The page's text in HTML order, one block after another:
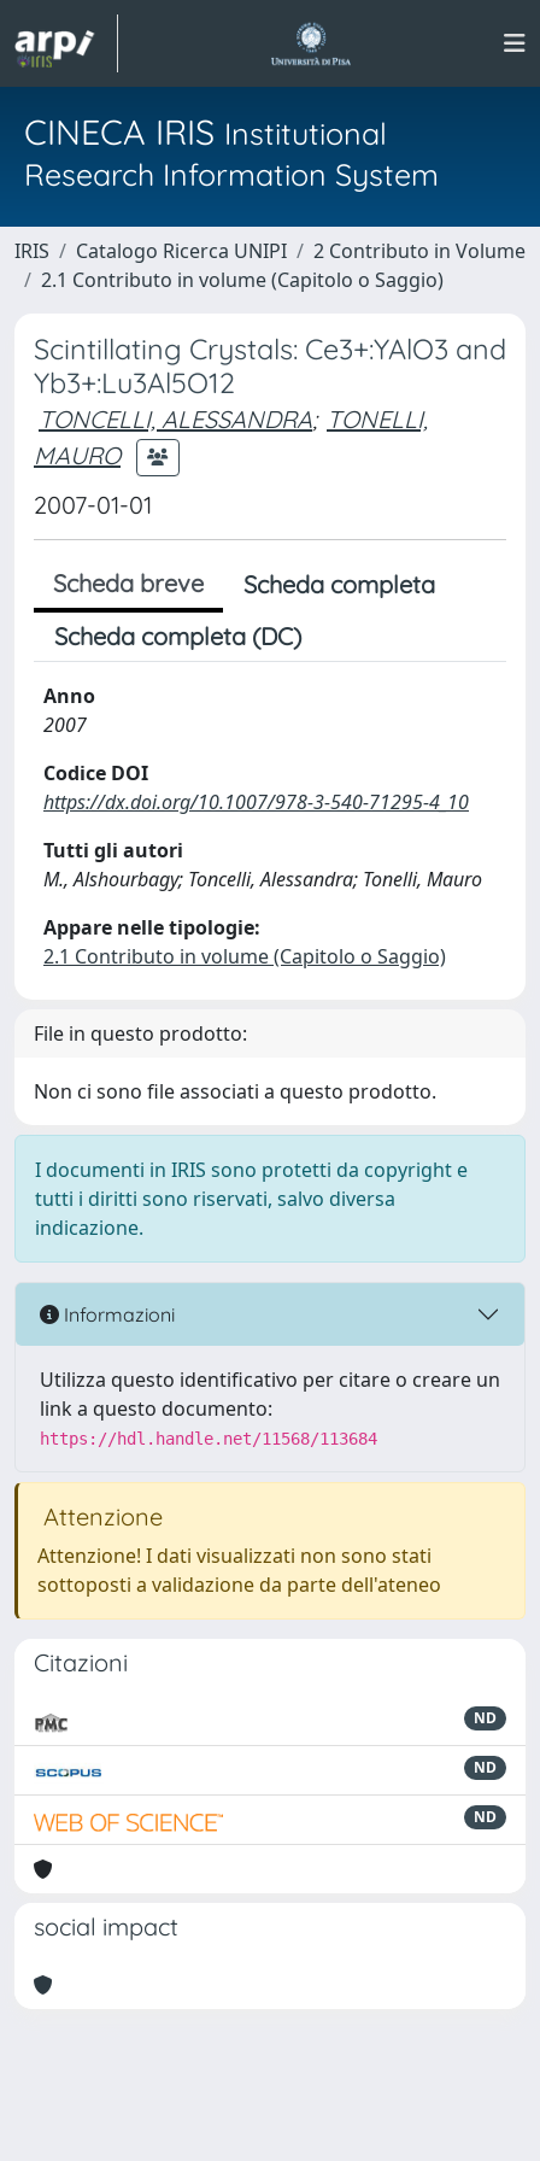
CINECA IRIS Institutional
Research Information System
IRIS Catalogo Ricerca UNIPI
2 Contributo in Volume
2.1 Contributo in volume (Capitolo o Saggio)
Scintillating Crystals: Ce3+:YAlO3 and
Yb3+:Lu3Al5O12
TONCELLI, ALESSANDRA; TONELLI,
MAURO
2007-01-01
Scheda breve
Scheda completa
Scheda completa (DC)
Anno
2007
Codice DOI
https://dx.doi.org/10.1007/978-3-540-71295-4_10
Tutti gli autori
M., Alshourbagy; Toncelli, Alessandra; Tonelli, Mauro
Appare nelle tipologie:
2.1 Contributo in volume (Capitolo o Saggio)
File in questo prodotto:
Non ci sono file associati a questo prodotto.
I documenti in IRIS sono protetti da copyright e
tutti i diritti sono riservati, salvo diversa
indicazione.
Informazioni
Utilizza questo identificativo per citare o creare un
link a questo documento:
https://hdl.handle.net/11568/113684
Attenzione
Attenzione! I dati visualizzati non sono stati
sottoposti a validazione da parte dell'ateneo
Citazioni
ND
ND
ND
social impact